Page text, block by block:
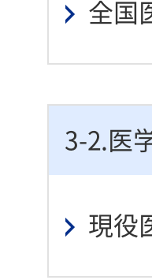
全国
3-2.医
現役